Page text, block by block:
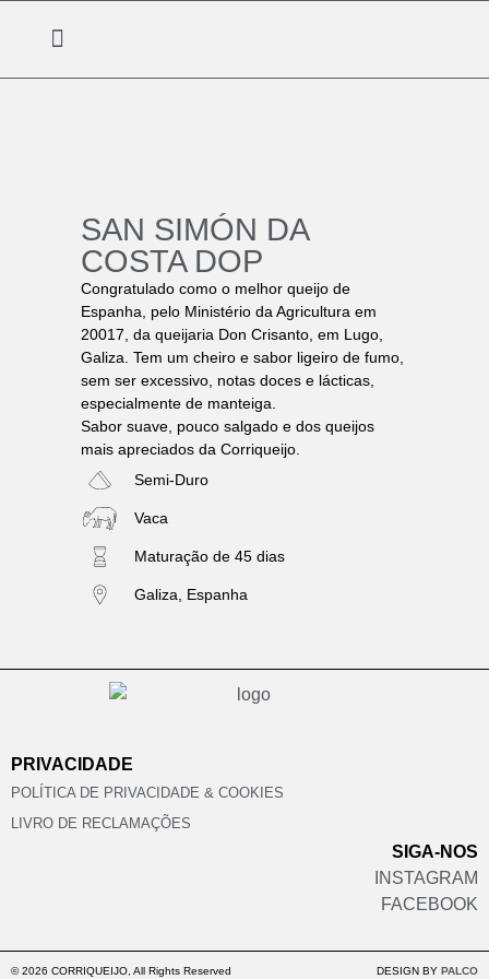
SAN SIMÓN DA
COSTA DOP
Congratulado como o melhor queijo de
Espanha, pelo Ministério da Agricultura em
20017, da queijaria Don Crisanto, em Lugo,
Galiza. Tem um cheiro e sabor ligeiro de fumo,
sem ser excessivo, notas doces e lácticas,
especialmente de manteiga.
Sabor suave, pouco salgado e dos queijos
mais apreciados da Corriqueijo.
Semi-Duro
Vaca
Maturação de 45 dias
Galiza, Espanha
PRIVACIDADE
POLÍTICA DE PRIVACIDADE & COOKIES
LIVRO DE RECLAMAÇÕES
SIGA-NOS
INSTAGRAM
FACEBOOK
© 2026 CORRIQUEIJO, All Rights Reserved DESIGN BY PALCO